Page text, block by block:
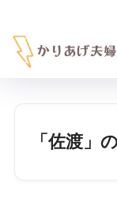
「佐渡」